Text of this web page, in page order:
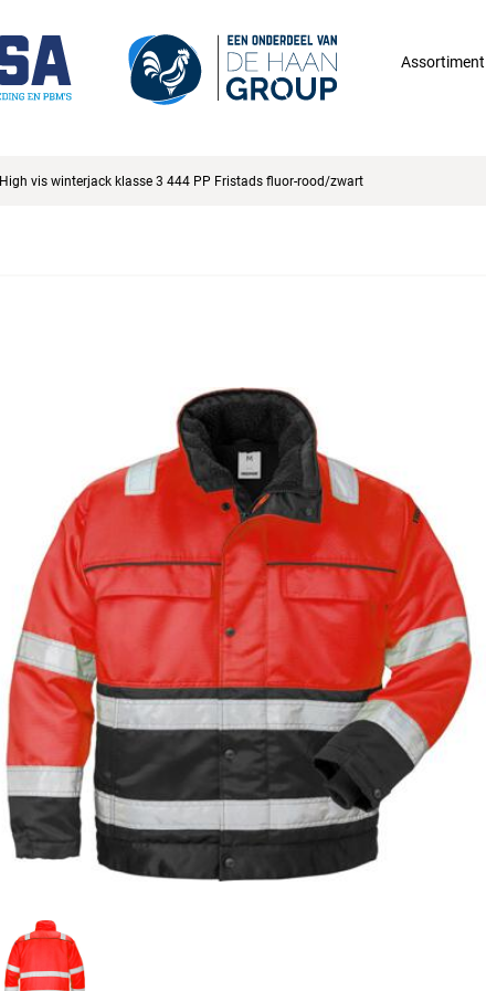
Assortiment
High vis winterjack klasse 3 444 PP Fristads fluor-rood/zwart